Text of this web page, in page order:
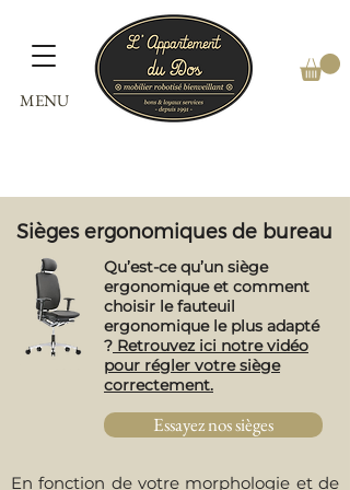
MENU
Sièges ergonomiques de bureau
Qu’est-ce qu’un siège
ergonomique et comment
choisir le fauteuil
ergonomique le plus adapté
? Retrouvez ici notre vidéo
pour régler votre siège
correctement.
Essayez nos sièges
En fonction de votre morphologie et de